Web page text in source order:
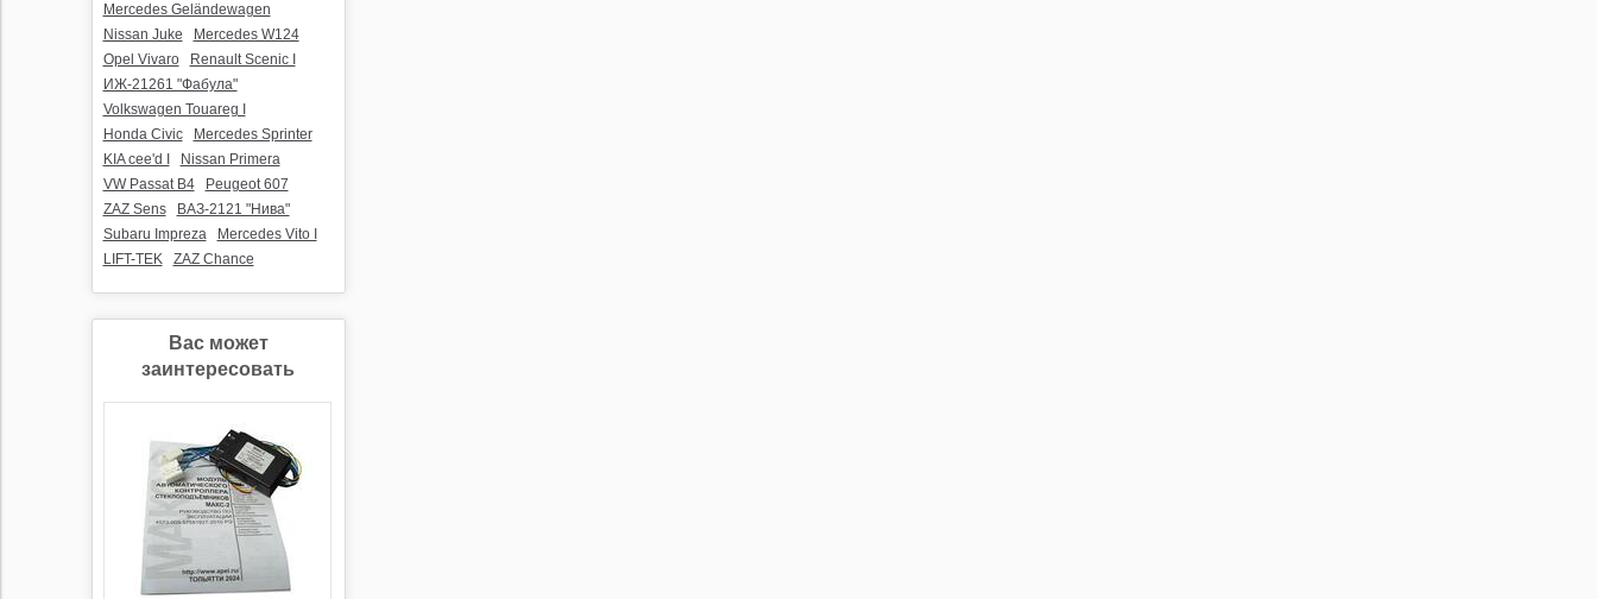
Mercedes Geländewagen
Nissan Juke
Mercedes W124
Opel Vivaro
Renault Scenic I
ИЖ-21261 "Фабула"
Volkswagen Touareg I
Honda Civic
Mercedes Sprinter
KIA cee'd I
Nissan Primera
VW Passat B4
Peugeot 607
ZAZ Sens
ВАЗ-2121 "Нива"
Subaru Impreza
Mercedes Vito I
LIFT-TEK
ZAZ Chance
Вас может
заинтересовать